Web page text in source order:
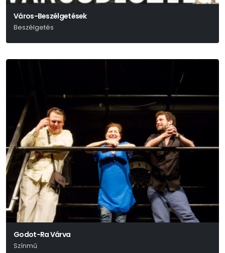
Város-Beszélgetések
Beszélgetés
Godot-Ra Várva
Színmű